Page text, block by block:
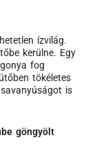
ízvilág.
kerülne. Egy
fog
tökéletes
is
göngyölt